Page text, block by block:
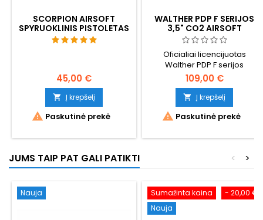
SCORPION AIRSOFT
SPYRUOKLINIS PISTOLETAS
45,00 €
 Į krepšelį
 Paskutinė prekė
WALTHER PDP F SERIJOS
3,5" CO2 AIRSOFT
PISTOLETAS -
KOMPAKTIŠKAS, SU
OPTIKA, MAKSIMALI 2 J
GALIA
Oficialiai licencijuotas
Walther PDP F serijos
kompaktiškas CO2 airsofto
pistoletas. 170 mm, 570 g,
metalinis užraktas, paruošta
optika (Vortex / Leupold / C-
More / Trijicon pėdsakai),
airsofto galia: 2 J.
daugiau šūvių su viena CO2
kapsule. Mažesnės rankos
Protinga pigesnė...
109,00 €
 Į krepšelį
 Paskutinė prekė
JUMS TAIP PAT GALI PATIKTI >
<
Nauja - 20,00 €
Sumažinta kaina
Nauja